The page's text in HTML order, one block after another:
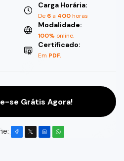
Carga Horária:
De 6 a 400horas
Modalidade:
100% online.
Certificado:
Em PDF.
se Grátis Agora!